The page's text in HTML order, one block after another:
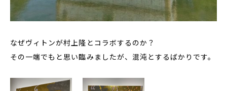
なぜヴィトンが村上隆とコラボするのか？
その一端でもと思い臨みましたが、混沌とするばかりです。